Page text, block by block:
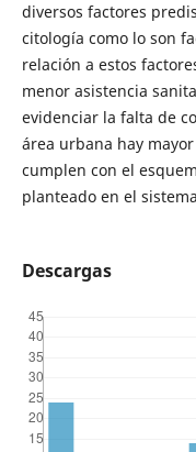
diversos factores
citología como lo son
relación a estos
menor asistencia
evidenciar la falta de
área urbana hay
cumplen con el
planteado en el
Descargas